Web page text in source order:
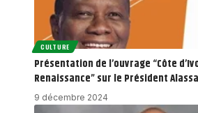
CULTURE
Présentation de l’ouvrage “Côte
Renaissance” sur le Président
9 décembre 2024